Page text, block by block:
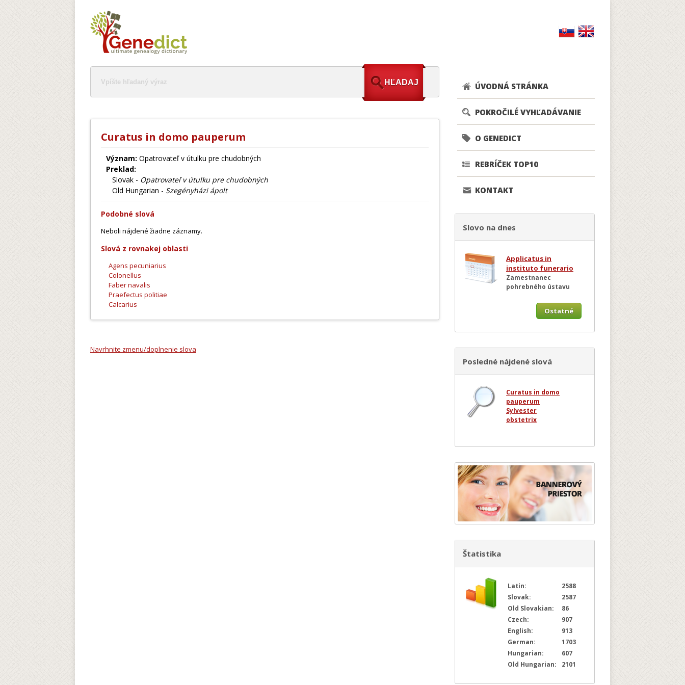
Curatus in domo pauperum
Význam: Opatrovateľ v útulku pre chudobných
Preklad:
Slovak - Opatrovateľ v útulku pre chudobných
Old Hungarian - Szegényházi ápolt
Podobné slová
Neboli nájdené žiadne záznamy.
Slová z rovnakej oblasti
Agens pecuniarius
Colonellus
Faber navalis
Praefectus politiae
Calcarius
Navrhnite zmenu/doplnenie slova
ÚVODNÁ STRÁNKA
POKROČILÉ VYHĽADÁVANIE
O GENEDICT
REBRÍČEK TOP10
KONTAKT
Slovo na dnes
Applicatus in
instituto funerario
Zamestnanec
pohrebného ústavu
Ostatné
Posledné nájdené slová
Curatus in domo
pauperum
Sylvester
obstetrix
Štatistika
Latin:
2588
Slovak:
2587
Old Slovakian:
86
Czech:
907
English:
913
German:
1703
Hungarian:
607
Old Hungarian:
2101